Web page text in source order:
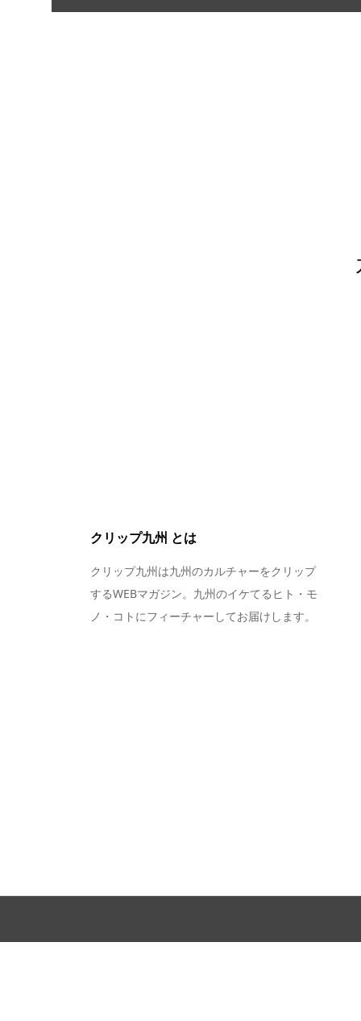
クリップ九州 とは
クリップ九州は九州のカルチャーをクリップ
するWEBマガジン。九州のイケてるヒト・モ
ノ・コトにフィーチャーしてお届けします。